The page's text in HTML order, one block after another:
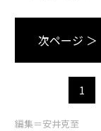
次ページ ＞
1
編集＝安井克至